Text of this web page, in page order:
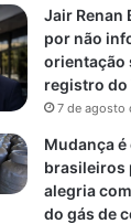
Jair Renan
por não
orientação
registro do
7 de agosto
Mudança
brasileiros
alegria
do gás de